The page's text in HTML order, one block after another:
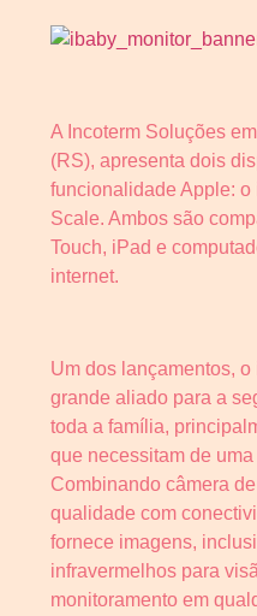
A Incoterm Soluções
(RS), apresenta dois
funcionalidade Apple:
Scale. Ambos são
Touch, iPad e
internet.
Um dos lançamentos,
grande aliado para a
toda a família,
que necessitam de
Combinando câmera
qualidade com
fornece imagens,
infravermelhos para
monitoramento em